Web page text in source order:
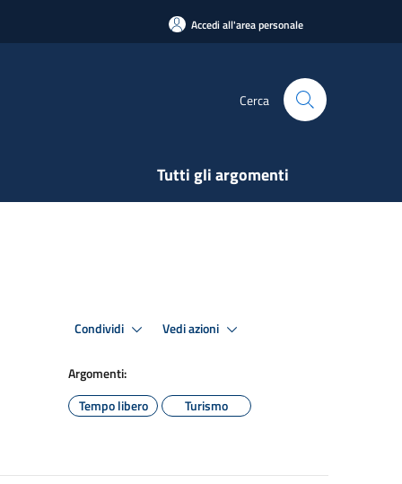
Accedi all'area personale
Cerca
Tutti gli argomenti
Condividi Vedi azioni
Argomenti:
Tempo libero
Turismo